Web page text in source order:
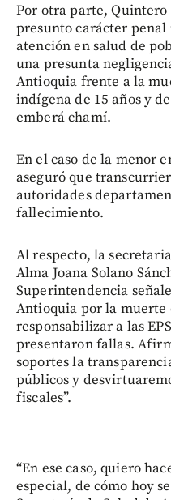
Por otra parte, Quintero
presunto carácter penal
atención en salud de
una presunta
Antioquia frente a la
indígena de 15 años y
emberá chamí.
En el caso de la menor
aseguró que
autoridades
fallecimiento.
Al respecto, la
Alma Joana Solano
Superintendencia
Antioquia por la muerte
responsabilizar a las
presentaron fallas.
soportes la
públicos y
fiscales”.
“En ese caso, quiero
especial, de cómo hoy